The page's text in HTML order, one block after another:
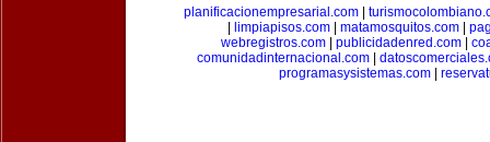
planificacionempresarial.com
limpiapisos.com| matamosquitos.com|
webregistros.com| publicidadenred.com|
comunidadinternacional.com
programasysistemas.com|